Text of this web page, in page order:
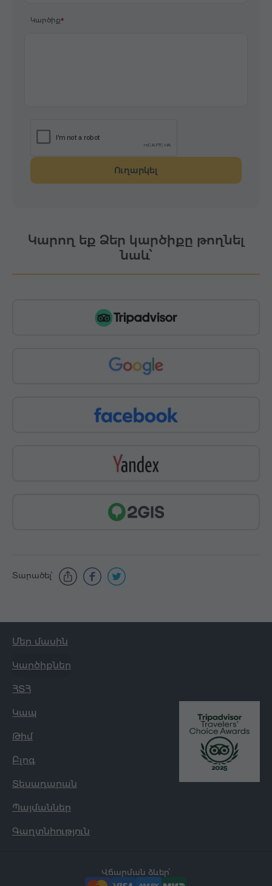
Կարծիք
Ուղարկել
Կարող եք Ձեր կարծիքը թողնել
նաև՝
Տարածել՝
Մեր մասին
Կարծիքներ
ՀՏՀ
Կապ
Թիմ
Բլոգ
Տեսադարան
Պայմաններ
Գաղտնիություն
Վճարման ձևեր՝